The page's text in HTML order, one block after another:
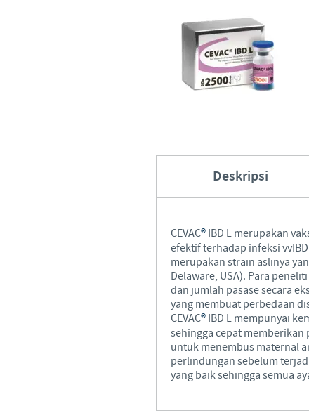
Hubungi Kami
Deskripsi
CEVAC® IBD L merupakan
efektif terhadap infeksi
merupakan strain aslinya
Delaware, USA). Para
dan jumlah pasase secara
yang membuat perbedaan
CEVAC® IBD L mempunyai
sehingga cepat
untuk menembus maternal
perlindungan sebelum
yang baik sehingga semua